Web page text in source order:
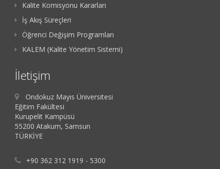
Kalite Komisyonu Kararları
İş Akış Süreçleri
Öğrenci Değişim Programları
KALEM (Kalite Yönetim Sistemi)
İletişim
Ondokuz Mayıs Üniversitesi
Eğitim Fakültesi
Kurupelit Kampüsü
55200 Atakum, Samsun
TÜRKİYE
+90 362 312 1919 - 5300